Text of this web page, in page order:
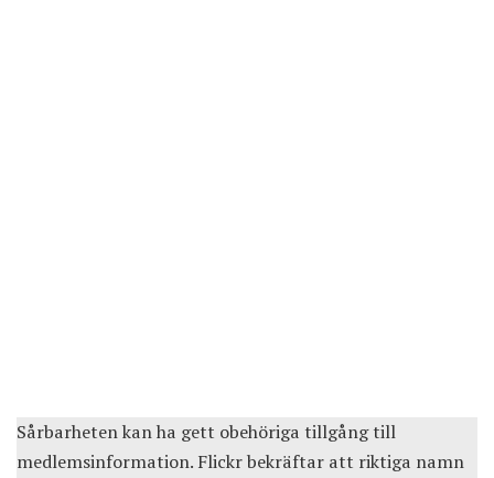
Sårbarheten kan ha gett obehöriga tillgång till
medlemsinformation. Flickr bekräftar att riktiga namn